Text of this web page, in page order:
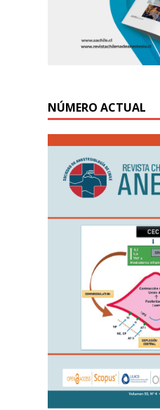
NÚMERO ACTUAL